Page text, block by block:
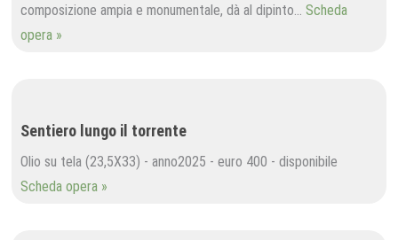
composizione ampia e monumentale, dà al dipinto…Scheda
opera »
Sentiero lungo il torrente
Olio su tela (23,5X33) - anno2025 - euro 400 - disponibile
Scheda opera »